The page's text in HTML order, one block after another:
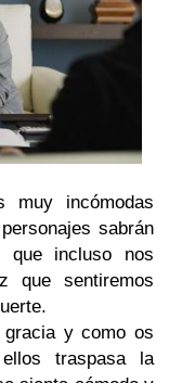
muy incómodas
sabrán
que incluso nos
que sentiremos
y como os
traspasa la